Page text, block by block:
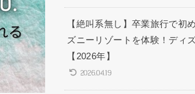
【絶叫系無し】卒業旅行で初
ズニーリゾートを体験！ディ
【2026年】
2026.04.19